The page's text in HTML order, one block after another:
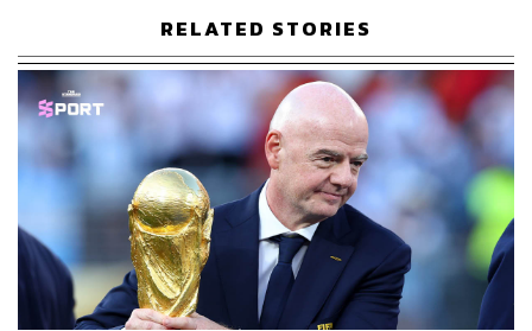
ดำเนินงานปกติ (ไม่รวมรายได้พิเศษจากการขายที่ดินรอการ
พัฒนา) 3,389 ล้านบาท เพิ่มขึ้น 308%YoY และกำไรสุทธิ
จากการดำเนินงานปกติ (ไม่รวมกำไรพิเศษจากการขายที่ดิน
รอการพัฒนา) 524 ล้านบาท เพิ่มขึ้น 18,285%YoY ส่วนงวด
9 เดือนแรก ปี 2563 มีรายได้รวมจากการดำเนินงานปกติ
จำนวน 7,412 ล้านบาท เพิ่มขึ้น 102%YoY และกำไรสุทธิจาก
การดำเนินงานปกติจำนวน 1,238 ล้านบาท เพิ่มขึ้น
304%YoY โดยบริษัทมั่นใจว่ารายได้รวมปี 2563 จะมากกว่า
10,000 ล้านบาทตามที่ตั้งเป้าไว้
พิสูจน์อักษร: ลักษณ์นารา พักตร์เพียงจันทร์
RELATED STORIES